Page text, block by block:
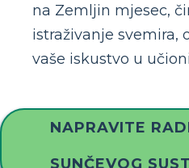
na Zemljin mjesec,
istraživanje svemira,
vaše iskustvo u
NAPRAVITE
SUNČEVOG